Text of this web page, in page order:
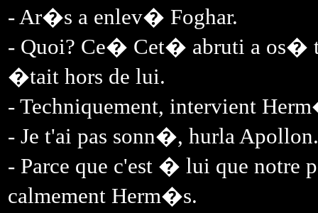
- Ar�s a enlev� Foghar.
- Quoi? Ce� Cet� abruti a os�
�tait hors de lui.
- Techniquement, intervient
- Je t'ai pas sonn�, hurla
- Parce que c'est � lui que
calmement Herm�s.